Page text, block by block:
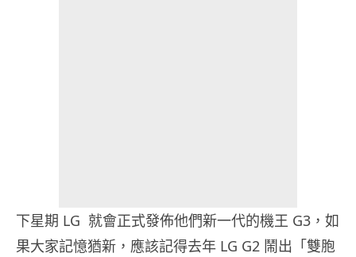
下星期 LG 就會正式發佈他們新一代的機王 G3，如
果大家記憶猶新，應該記得去年 LG G2 鬧出「雙胞